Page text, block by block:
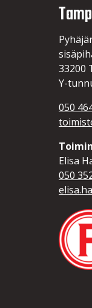
33200
Y-
050
Elisa
050